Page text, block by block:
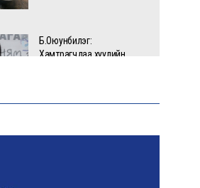
Б.Оюунбилэг:
Хамтрагчдаа хуулийн